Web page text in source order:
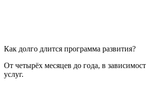
Как долго длится программа развития?
От четырёх месяцев до года, в
услуг.